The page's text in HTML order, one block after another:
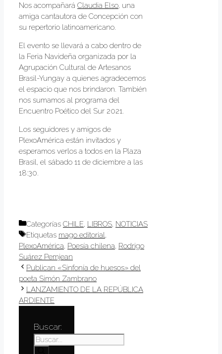
Nos acompañará Claudia Elso, una
amiga cantautora de Concepción con
su repertorio latinoamericano.
El evento se llevará a cabo dentro de
la Feria Navideña organizada por la
Agrupación Cultural de Artesanos
Brasil-Yungay a quienes agradecemos
el espacio que nos brindaron. También
nos sumamos al programa del
Encuentro Poético del Sur 2021.
Los seguidores y amigos de
PlexoAmérica están invitados y
esperamos verlos a todos en la Plaza
Brasil, el sábado 11 de diciembre a las
18:30.
Categorías CHILE, LIBROS, NOTICIAS
Etiquetas mago editorial,
PlexoAmérica, Poesía chilena, Rodrigo
Suárez Pemjean
Publican «Sinfonía de huesos» del
poeta Simón Zambrano
LANZAMIENTO DE LA REPÚBLICA
ARDIENTE
Buscar: